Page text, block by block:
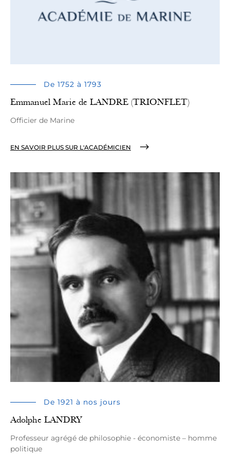
De 1752 à 1793
Emmanuel Marie de LANDRE (TRIONFLET)
Officier de Marine
EN SAVOIR PLUS SUR L'ACADÉMICIEN
De 1921 à nos jours
Adolphe LANDRY
Professeur agrégé de philosophie - économiste – homme
politique